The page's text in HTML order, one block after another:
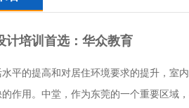
计培训首选：华众教育
水平的提高和对居住环境要求的提升，室
作用。中堂，作为东莞的一个重要区域